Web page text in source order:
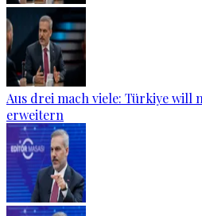
Aus drei mach viele: Türkiye will
erweitern